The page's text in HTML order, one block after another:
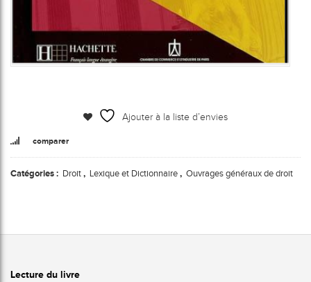
Ajouter à la liste d’envies
comparer
Catégories : Droit , Lexique et Dictionnaire , Ouvrages généraux de droit
Lecture du livre